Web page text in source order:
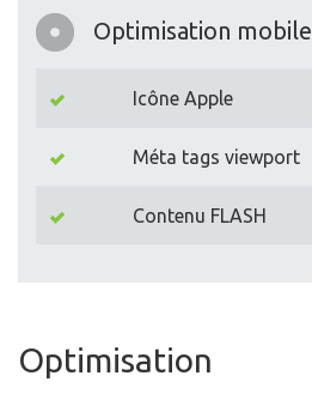
Optimisation mobile
Icône Apple
Méta tags viewport
Contenu FLASH
Optimisation